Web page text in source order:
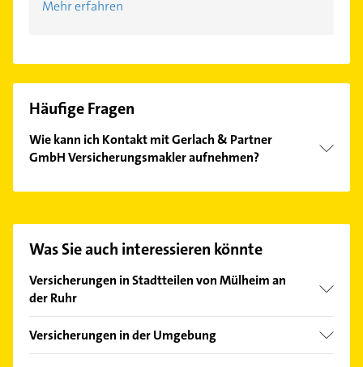
Mehr erfahren
Häufige Fragen
Wie kann ich Kontakt mit Gerlach & Partner
GmbH Versicherungsmakler aufnehmen?
auswählen. Hier finden Sie alleKontaktdaten
Was Sie auch interessieren könnte
Versicherungen in Stadtteilen von Mülheim an
der Ruhr
Broich
Versicherungen in der Umgebung